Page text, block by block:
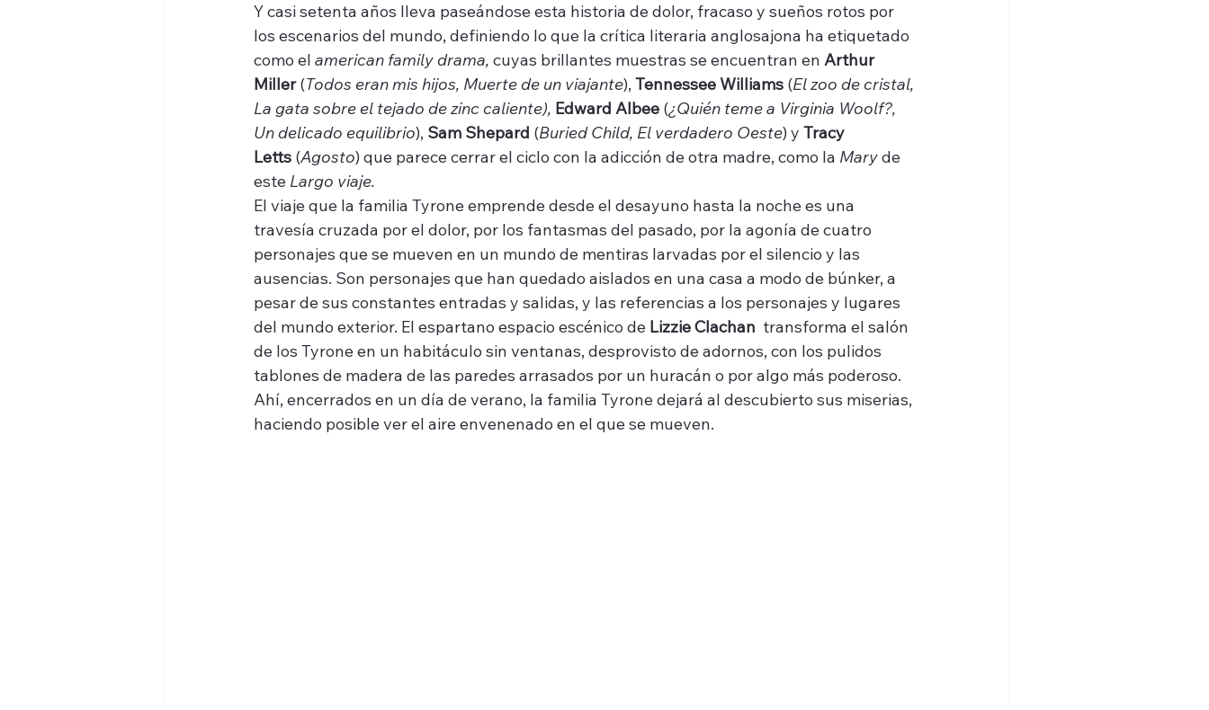
Y casi setenta años lleva paseándose esta historia de dolor, fracaso y sueños rotos por
los escenarios del mundo, definiendo lo que la crítica literaria anglosajona ha etiquetado
como el american family drama, cuyas brillantes muestras se encuentran en Arthur
Miller (Todos eran mis hijos, Muerte de un viajante), Tennessee Williams (El zoo de cristal,
La gata sobre el tejado de zinc caliente), Edward Albee (¿Quién teme a Virginia Woolf?,
Un delicado equilibrio), Sam Shepard (Buried Child, El verdadero Oeste) y Tracy
Letts (Agosto) que parece cerrar el ciclo con la adicción de otra madre, como la Mary de
este Largo viaje.
El viaje que la familia Tyrone emprende desde el desayuno hasta la noche es una
travesía cruzada por el dolor, por los fantasmas del pasado, por la agonía de cuatro
personajes que se mueven en un mundo de mentiras larvadas por el silencio y las
ausencias. Son personajes que han quedado aislados en una casa a modo de búnker, a
pesar de sus constantes entradas y salidas, y las referencias a los personajes y lugares
del mundo exterior. El espartano espacio escénico de Lizzie Clachan transforma el salón
de los Tyrone en un habitáculo sin ventanas, desprovisto de adornos, con los pulidos
tablones de madera de las paredes arrasados por un huracán o por algo más poderoso.
Ahí, encerrados en un día de verano, la familia Tyrone dejará al descubierto sus miserias,
haciendo posible ver el aire envenenado en el que se mueven.